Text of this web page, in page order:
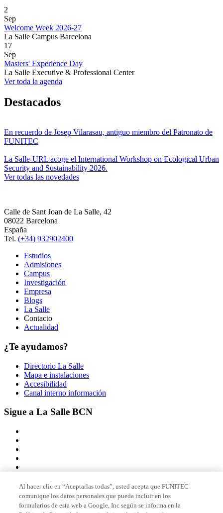
2
Sep
Welcome Week 2026-27
La Salle Campus Barcelona
17
Sep
Masters' Experience Day
La Salle Executive & Professional Center
Ver toda la agenda
Destacados
En recuerdo de Josep Vilarasau, antiguo miembro del Patronato de
FUNITEC
La Salle-URL acoge el International Workshop on Ecological Urban
Security and Sustainability 2026.
Ver todas las novedades
Calle de Sant Joan de La Salle, 42
08022 Barcelona
España
Tel. (+34) 932902400
Estudios
Admisiones
Campus
Investigación
Empresa
Blogs
La Salle
Contacto
Actualidad
¿Te ayudamos?
Directorio La Salle
Mapa e instalaciones
Accesibilidad
Canal interno información
Sigue a La Salle BCN
Miembro de
Al hacer clic en “Aceptarlas todas”, usted acepta que FUNITEC
comunique los datos personales que pueda incluir en los
formularios de esta web a Google, Inc según se informa en la